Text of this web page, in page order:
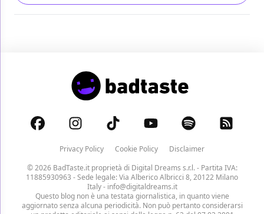
Privacy Policy Cookie Policy
Disclaimer
© 2026 BadTaste.it proprietà di Digital Dreams s.r.l.- Partita IVA:
11885930963 - Sede legale: Via Alberico Albricci 8, 20122 Milano
Italy - info@digitaldreams.it
Questo blog non è una testata giornalistica, in quanto viene
aggiornato senza alcuna periodicità. Non può pertanto considerarsi